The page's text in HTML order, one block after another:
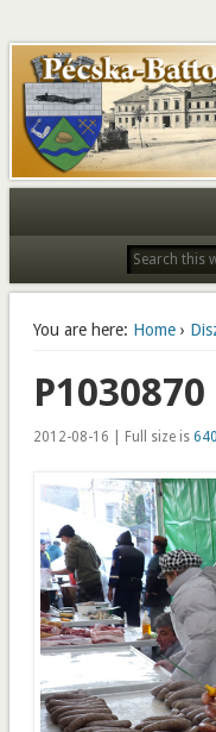
You are here: Home›
P1030870
2012-08-16 | Full size is